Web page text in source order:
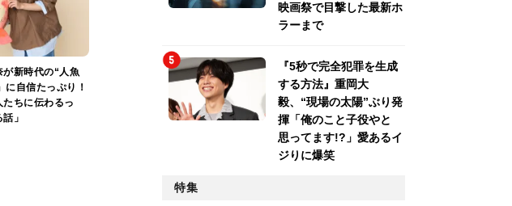
新時代の“人魚
自信たっぷり！
たちに伝わるっ
」
映画祭で目撃した最新ホ
ラーまで
『5秒で完全犯罪を生成
する方法』重岡大
毅、“現場の太陽”ぶり発
揮「俺のこと子役やと
思ってます!?」愛あるイ
ジりに爆笑
特集